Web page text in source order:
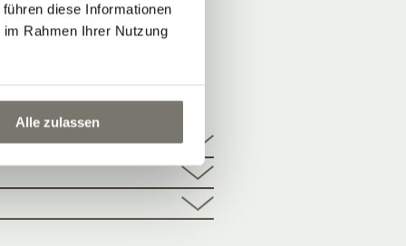
diese Informationen
Rahmen Ihrer Nutzung
Alle zulassen